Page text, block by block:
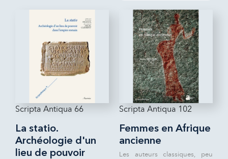
Scripta Antiqua 66
La statio.
Archéologie d'un
lieu de pouvoir
Scripta Antiqua 102
Femmes en Afrique
ancienne
Les auteurs classiques, peu